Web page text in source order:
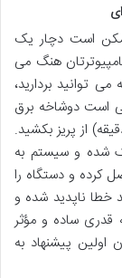
است دچار یک
هنگ می
توانید بردارید،
است دوشاخه برق
لباسشویی را برای چند دقیقه (مثلاً ۵ تا ۱۰ دقیقه) از پریز بکشید.
شده و سیستم به
کرده و دستگاه را
خطا ناپدید شده و
قدری ساده و مؤثر
پیشنهاد به